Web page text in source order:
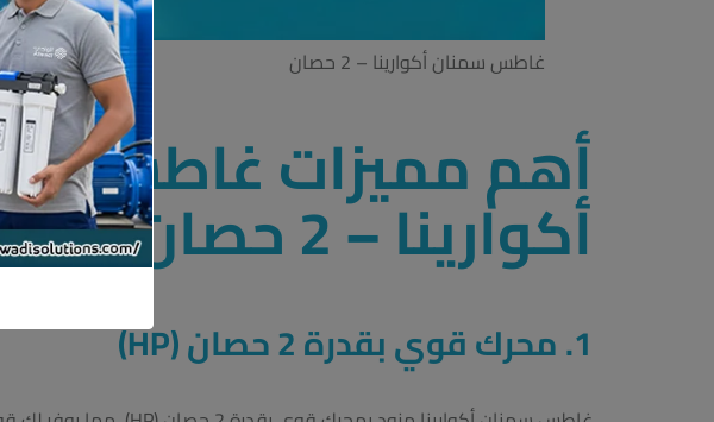
غاطس سمنان أكوارينا – 2 حصان
أهم مميزات غاطس
أكوارينا – 2 حصان إيطالي
1. محرك قوي بقدرة 2 حصان (HP)